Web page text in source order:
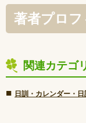
著者プロ
関連カテゴ
■ 日訓・カレンダー・日